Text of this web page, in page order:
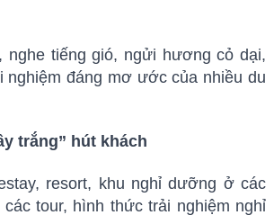
nghe tiếng gió, ngửi hương cỏ dại,
đáng mơ ước của nhiều du
trắng” hút khách
resort, khu nghỉ dưỡng ở các
tour, hình thức trải nghiệm nghỉ